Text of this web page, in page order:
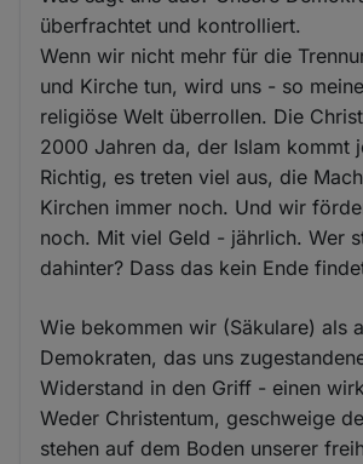
überfrachtet und kontrolliert.
Wenn wir nicht mehr für die
und Kirche tun, wird uns - so
religiöse Welt überrollen. Die
2000 Jahren da, der Islam kommt
Richtig, es treten viel aus, die
Kirchen immer noch. Und wir
noch. Mit viel Geld - jährlich. Wer
dahinter? Dass das kein Ende
Wie bekommen wir (Säkulare) als
Demokraten, das uns
Widerstand in den Griff - einen
Weder Christentum, geschweige
stehen auf dem Boden unserer